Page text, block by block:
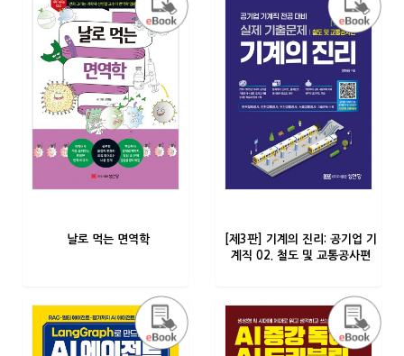
날로 먹는 면역학
[제3판] 기계의 진리: 공기업 기
계직 02. 철도 및 교통공사편